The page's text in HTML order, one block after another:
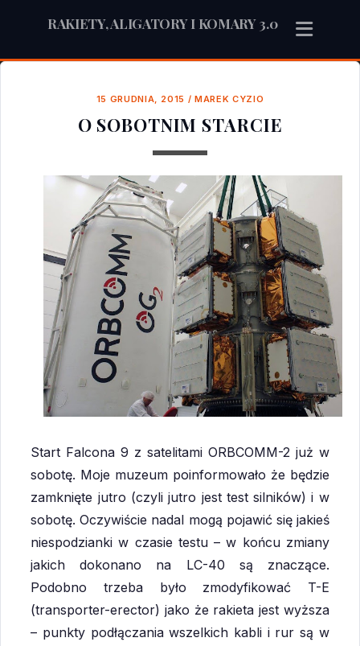
RAKIETY, ALIGATORY I KOMARY 3.0
15 GRUDNIA, 2015 /MAREK CYZIO
O SOBOTNIM STARCIE
Start Falcona 9 z satelitami ORBCOMM-2 już w
sobotę. Moje muzeum poinformowało że będzie
zamknięte jutro (czyli jutro jest test silników) i w
sobotę. Oczywiście nadal mogą pojawić się jakieś
niespodzianki w czasie testu – w końcu zmiany
jakich dokonano na LC-40 są znaczące.
Podobno trzeba było zmodyfikować T-E
(transporter-erector) jako że rakieta jest wyższa
– punkty podłączania wszelkich kabli i rur są w